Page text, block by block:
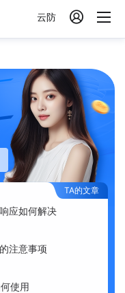
云防 
应如何解决
注意事项
使用